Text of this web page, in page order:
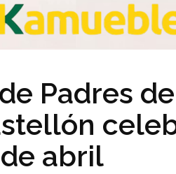
Padres
abril